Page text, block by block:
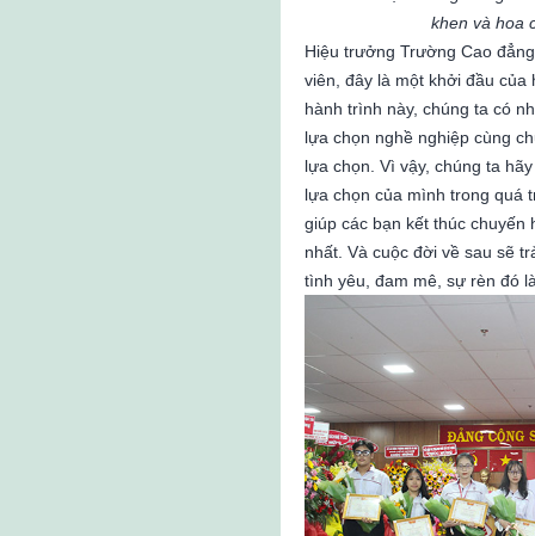
khen và hoa
Hiệu trưởng Trường Cao
viên, đây là một khởi đầu
hành trình này, chúng ta có
lựa chọn nghề nghiệp cùng
lựa chọn. Vì vậy, chúng ta
lựa chọn của mình trong quá
giúp các bạn kết thúc
nhất. Và cuộc đời về sau sẽ
tình yêu, đam mê, sự rèn đó